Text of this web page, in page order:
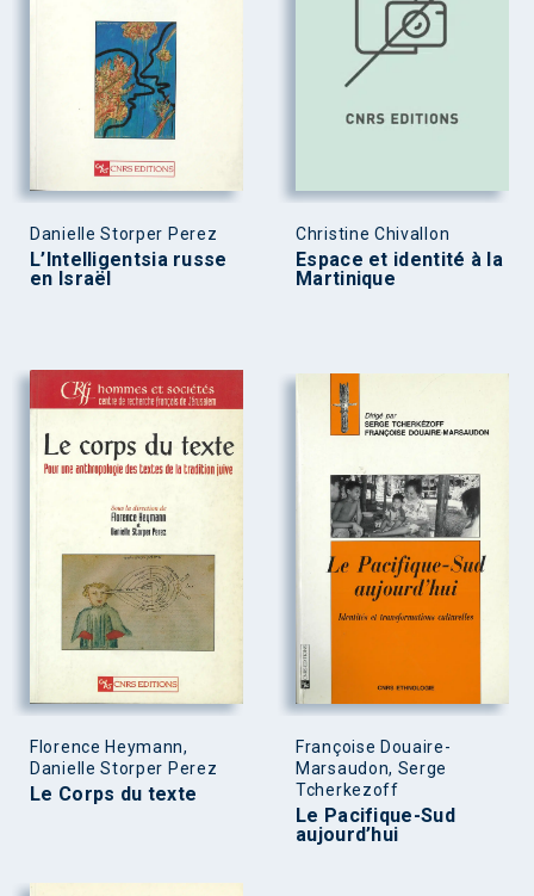
Danielle Storper Perez
L’Intelligentsia russe
en Israël
Christine Chivallon
Espace et identité à la
Martinique
Florence Heymann,
Danielle Storper Perez
Le Corps du texte
Françoise Douaire-
Marsaudon, Serge
Tcherkezoff
Le Pacifique-Sud
aujourd’hui